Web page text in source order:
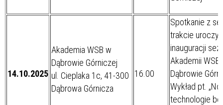
14.10.2025
Akademia WSB w
Dąbrowie Górniczej
ul. Cieplaka 1c, 41-300
Dąbrowa Górnicza
16.00
Spotkanie z
trakcie
inauguracji
Akademii WSB
Dąbrowie
Wykład pt.
technologie